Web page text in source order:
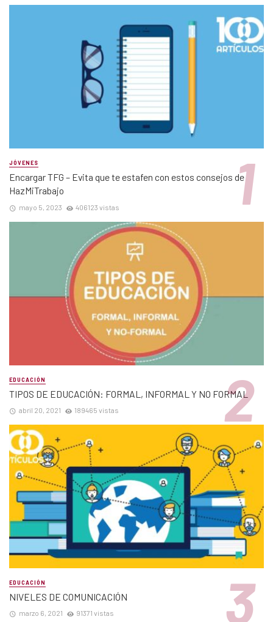
JÓVENES
Encargar TFG – Evita que te estafen con estos consejos de
HazMiTrabajo
mayo 5, 2023 406123 vistas
EDUCACIÓN
TIPOS DE EDUCACIÓN: FORMAL, INFORMAL Y NO FORMAL
abril 20, 2021 189465 vistas
EDUCACIÓN
NIVELES DE COMUNICACIÓN
marzo 6, 2021 91371 vistas